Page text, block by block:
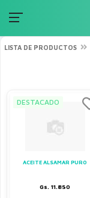
LISTA DE PRODUCTOS
DESTACADO
ACEITE ALSAMAR PURO
Gs. 11.850